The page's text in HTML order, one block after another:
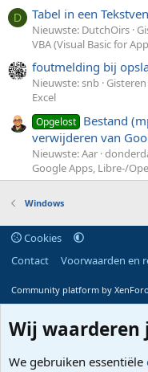
D Tabel in een
Nieuwste: DutchOirs
VBA (Visual Basic for
foutmelding bij
Nieuwste: snb
Excel
Opgelost Bestand
verwijderen van
Nieuwste: Aar
Google Apps, Libre-/
Windows
Cookies
Contact
Voorwaarden en
Community platform by XenForo
Wij waarderen
We gebruiken essentiële